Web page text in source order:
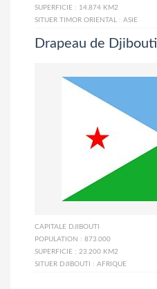
SUPERFICIE : 14.874 KM2
SITUER TIMOR ORIENTAL : ASIE
Drapeau de Djibouti
CAPITALE DJIBOUTI
POPULATION : 873.000
SUPERFICIE : 23.200 KM2
SITUER DJIBOUTI : AFRIQUE